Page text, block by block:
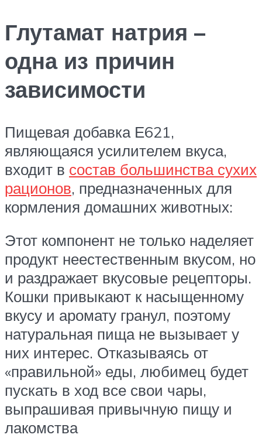
Глутамат натрия –
одна из причин
зависимости
Пищевая добавка Е621,
являющаяся усилителем вкуса,
входит в состав большинства сухих
рационов, предназначенных для
кормления домашних животных:
Этот компонент не только наделяет
продукт неестественным вкусом, но
и раздражает вкусовые рецепторы.
Кошки привыкают к насыщенному
вкусу и аромату гранул, поэтому
натуральная пища не вызывает у
них интерес. Отказываясь от
«правильной» еды, любимец будет
пускать в ход все свои чары,
выпрашивая привычную пищу и
лакомства